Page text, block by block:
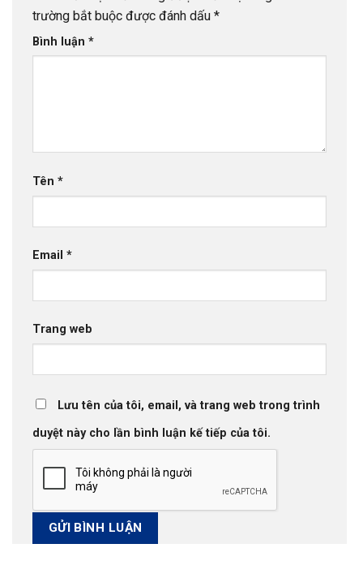
trường bắt buộc được đánh dấu *
Bình luận *
Tên *
Email *
Trang web
Lưu tên của tôi, email, và trang web trong trình
duyệt này cho lần bình luận kế tiếp của tôi.